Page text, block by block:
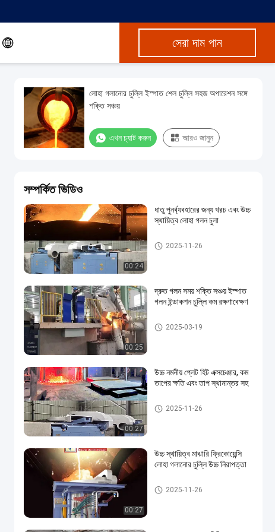
সেরা দাম পান
লোহা গলানোর চুল্লি ইস্পাত শেল চুল্লি সহজ অপারেশন সঙ্গে
শক্তি সঞ্চয়
এখন চ্যাট করুন আরও জানুন
সম্পর্কিত ভিডিও
00:24
ধাতু পুনর্ব্যবহারের জন্য খরচ এবং উচ্চ
স্থায়িত্ব লোহা গলন চুলা
লোহা গলানোর চুলা
2025-11-26
00:25
দ্রুত গলন সময় শক্তি সঞ্চয় ইস্পাত
গলন ইন্ডাকশন চুল্লি কম রক্ষণাবেক্ষণ
ইস্পাত গলানোর চুলা
2025-03-19
00:27
উচ্চ নমনীয় প্লেট হিট এক্সচেঞ্জার, কম
তাপের ক্ষতি এবং তাপ স্থানান্তর সহ
লোহা গলানোর চুলা
2025-11-26
00:27
উচ্চ স্থায়িত্ব মাঝারি ফ্রিকোয়েন্সি
লোহা গলানোর চুল্লি উচ্চ নিরাপত্তা
লোহা গলানোর চুলা
2025-11-26